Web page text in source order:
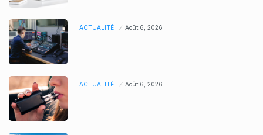
ACTUALITÉ Août 6, 2026
ACTUALITÉ Août 6, 2026